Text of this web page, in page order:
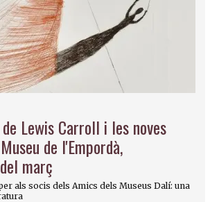
Lewis Carroll i les noves
de l'Empordà,
març
als socis dels Amics dels Museus Dalí: una